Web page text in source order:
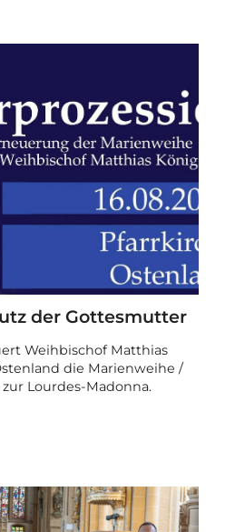
der Gottesmutter
Weihbischof Matthias
die Marienweihe /
zur Lourdes-Madonna.